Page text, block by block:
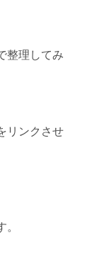
整理してみ
リンクさせ